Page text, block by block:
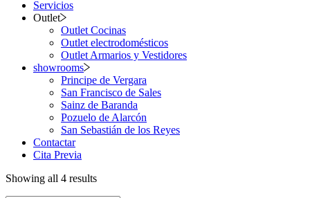
Servicios
Outlet
Outlet Cocinas
Outlet electrodomésticos
Outlet Armarios y Vestidores
showrooms
Principe de Vergara
San Francisco de Sales
Sainz de Baranda
Pozuelo de Alarcón
San Sebastián de los Reyes
Contactar
Cita Previa
Showing all 4 results